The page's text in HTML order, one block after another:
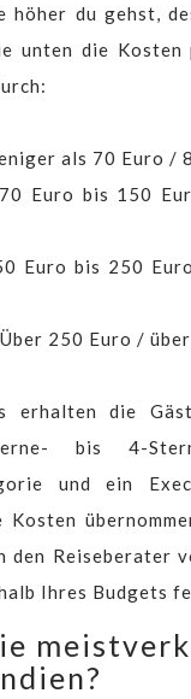
höher du gehst,
unten die Kosten
als 70 Euro /
Euro bis 150
Euro bis 250
250 Euro /
erhalten die
bis 4-
und ein
Kosten
den Reiseberater
Ihres Budgets